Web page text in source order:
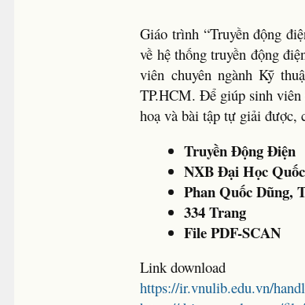
Giáo trình “Truyền động
về hệ thống truyền động
viên chuyên ngành Kỹ
TP.HCM. Để giúp sinh viên
hoạ và bài tập tự giải
Truyền Động Điện
NXB Đại Học
Phan Quốc Dũng,
334 Trang
File PDF-SCAN
Link download
https://ir.vnulib.edu.vn/